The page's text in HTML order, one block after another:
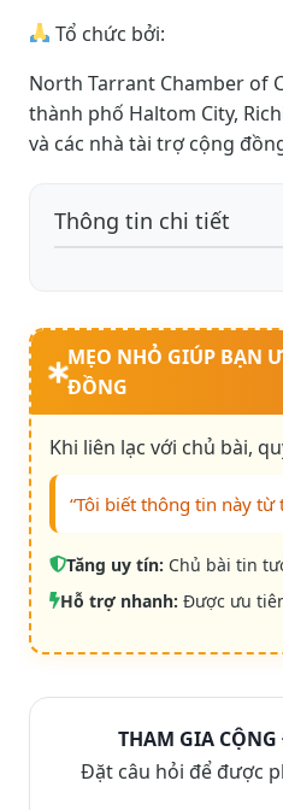
Tổ chức bởi:
North Tarrant Chamber of
thành phố Haltom City,
và các nhà tài trợ cộng
Thông tin chi tiết
MẸO NHỎ GIÚP BẠN
ĐỒNG
Khi liên lạc với chủ bài,
“Tôi biết thông tin này từ
Tăng uy tín: Chủ bài tin
Hỗ trợ nhanh: Được ưu
THAM GIA
Đặt câu hỏi để được